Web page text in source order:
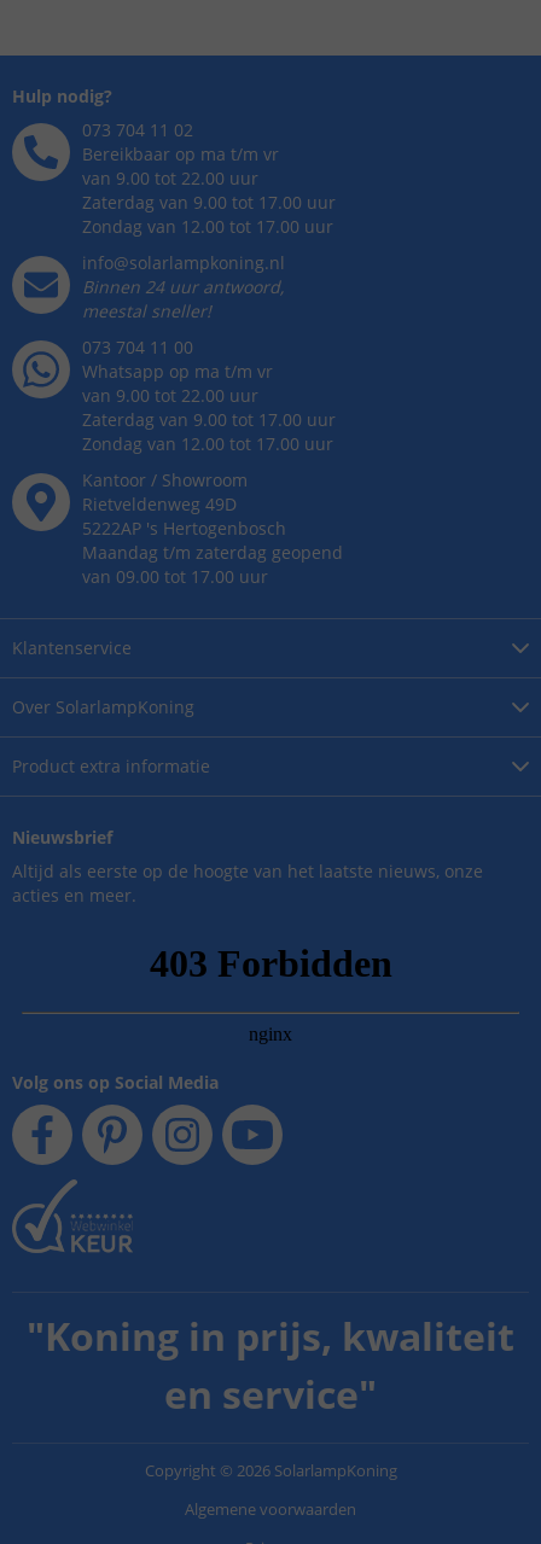
Over SolarlampKoning
Product extra informatie
Klantenservice
Hulp nodig?
073 704 11 02
Bereikbaar op ma t/m vr
van 9.00 tot 22.00 uur
Zaterdag van 9.00 tot 17.00 uur
Zondag van 12.00 tot 17.00 uur
info@solarlampkoning.nl
Binnen 24 uur antwoord,
meestal sneller!
073 704 11 00
Whatsapp op ma t/m vr
van 9.00 tot 22.00 uur
Zaterdag van 9.00 tot 17.00 uur
Zondag van 12.00 tot 17.00 uur
Kantoor / Showroom
Rietveldenweg 49D
5222AP 's Hertogenbosch
Maandag t/m zaterdag geopend
van 09.00 tot 17.00 uur
Nieuwsbrief
Altijd als eerste op de hoogte van het laatste nieuws, onze
acties en meer.
Volg ons op Social Media
"Koning in prijs, kwaliteit
en service"
Copyright © 2026 SolarlampKoning
Algemene voorwaarden